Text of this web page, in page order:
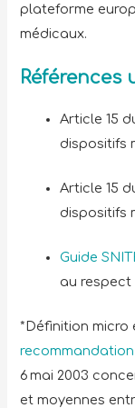
plateforme
médicaux.
Références
Article 15
dispositifs
Article 15
dispositifs
Guide
au
*Définition micro
6 mai 2003
et moyennes